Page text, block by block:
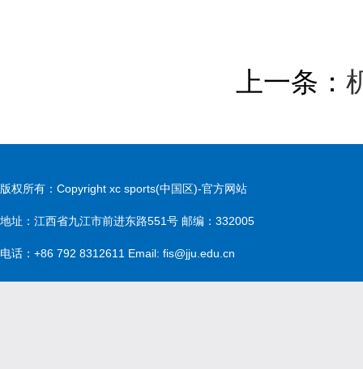
上一条：
版权所有：Copyright xc sports(中国区)-官方网站
地址：江西省九江市前进东路551号 邮编：332005
电话：+86 792 8312611 Email: fis@jju.edu.cn